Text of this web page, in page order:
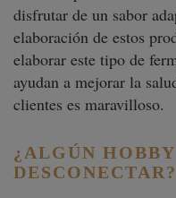
disfrutar de un sabor
elaboración de estos
elaborar este tipo de
ayudan a mejorar la
clientes es maravilloso.
¿ALGÚN
DESCONECTAR?